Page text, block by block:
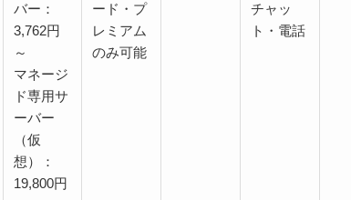
バー：
3,762円
～
マネージ
ド専用サ
ーバー
（仮
想）：
19,800円
ード・プ
レミアム
のみ可能
チャッ
ト・電話